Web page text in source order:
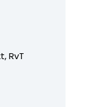
RvT